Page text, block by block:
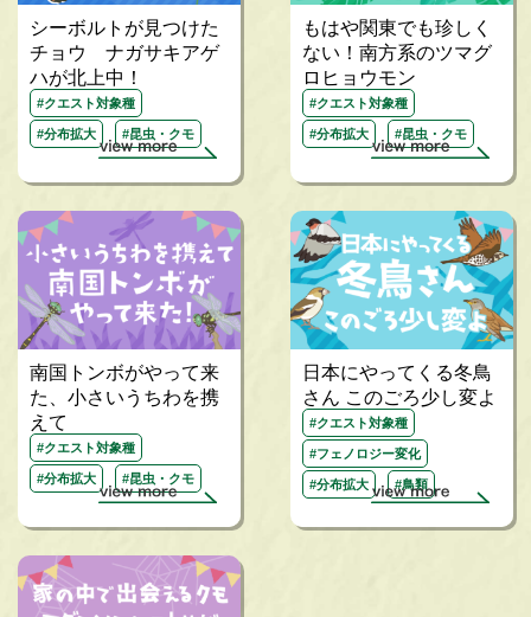
シーボルトが見つけた
チョウ ナガサキアゲ
ハが北上中！
#クエスト対象種
#分布拡大 #昆虫・クモ
もはや関東でも珍しく
ない！南方系のツマグ
ロヒョウモン
#クエスト対象種
#分布拡大 #昆虫・クモ
南国トンボがやって来
た、小さいうちわを携
えて
#クエスト対象種
#分布拡大 #昆虫・クモ
日本にやってくる冬鳥
さん このごろ少し変よ
#クエスト対象種
#フェノロジー変化
#分布拡大 #鳥類